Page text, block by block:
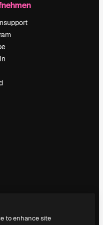
to enhance site